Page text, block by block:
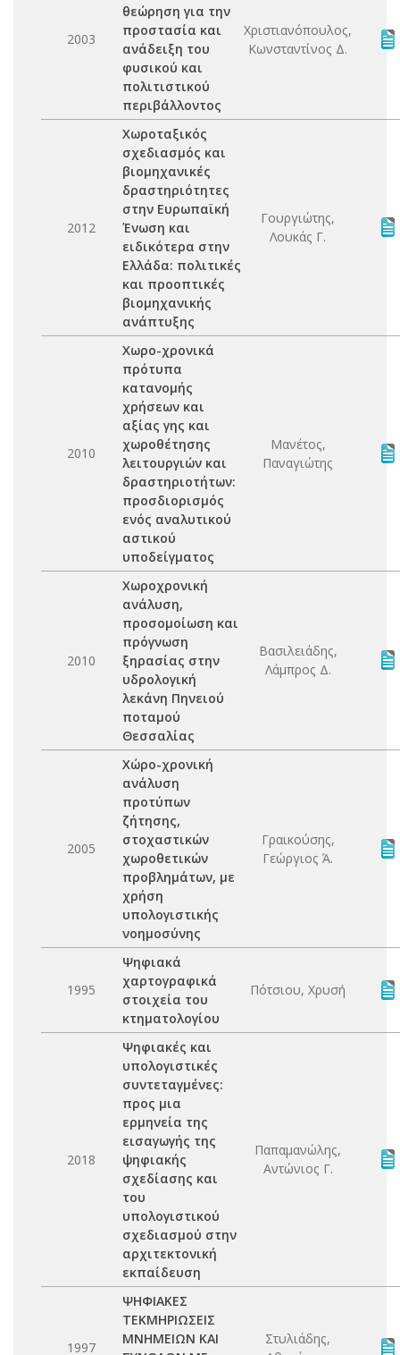
2003
θεώρηση για την
προστασία και
ανάδειξη του
φυσικού και
πολιτιστικού
περιβάλλοντος
Χριστιανόπουλος,
Κωνσταντίνος Δ.
2012
Χωροταξικός
σχεδιασμός και
βιομηχανικές
δραστηριότητες
στην Ευρωπαϊκή
Ένωση και
ειδικότερα στην
Ελλάδα: πολιτικές
και προοπτικές
βιομηχανικής
ανάπτυξης
Γουργιώτης,
Λουκάς Γ.
2010
Χωρο-χρονικά
πρότυπα
κατανομής
χρήσεων και
αξίας γης και
χωροθέτησης
λειτουργιών και
δραστηριοτήτων:
προσδιορισμός
ενός αναλυτικού
αστικού
υποδείγματος
Μανέτος,
Παναγιώτης
2010
Χωροχρονική
ανάλυση,
προσομοίωση και
πρόγνωση
ξηρασίας στην
υδρολογική
λεκάνη Πηνειού
ποταμού
Θεσσαλίας
Βασιλειάδης,
Λάμπρος Δ.
2005
Χώρο-χρονική
ανάλυση
προτύπων
ζήτησης,
στοχαστικών
χωροθετικών
προβλημάτων, με
χρήση
υπολογιστικής
νοημοσύνης
Γραικούσης,
Γεώργιος Ά.
1995
Ψηφιακά
χαρτογραφικά
στοιχεία του
κτηματολογίου
Πότσιου, Χρυσή
2018
Ψηφιακές και
υπολογιστικές
συντεταγμένες:
προς μια
ερμηνεία της
εισαγωγής της
ψηφιακής
σχεδίασης και
του
υπολογιστικού
σχεδιασμού στην
αρχιτεκτονική
εκπαίδευση
Παπαμανώλης,
Αντώνιος Γ.
1997
ΨΗΦΙΑΚΕΣ
ΤΕΚΜΗΡΙΩΣΕΙΣ
ΜΝΗΜΕΙΩΝ ΚΑΙ
Στυλιάδης,